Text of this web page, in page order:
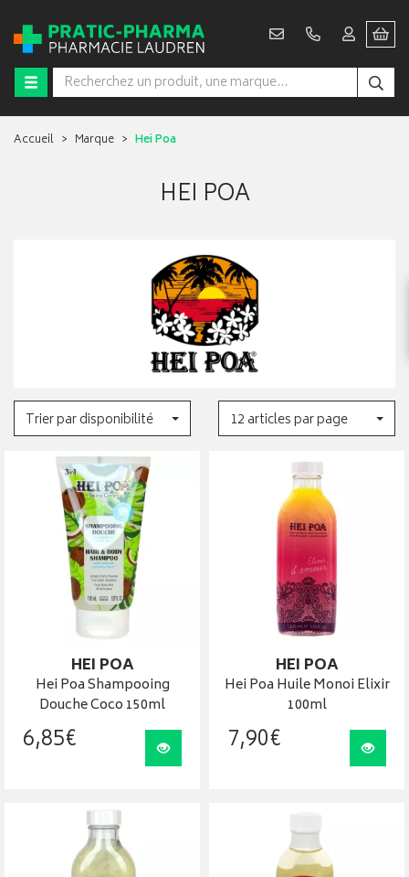
Accueil Marque Hei Poa
HEI POA
Trier par disponibilité 12 articles par page
HEI POA
Hei Poa Shampooing
Douche Coco 150ml
6,85€ Visualiser
HEI POA
Hei Poa Huile Monoi Elixir
100ml
7,90€